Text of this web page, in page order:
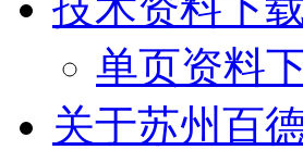
单页资料
关于苏州百